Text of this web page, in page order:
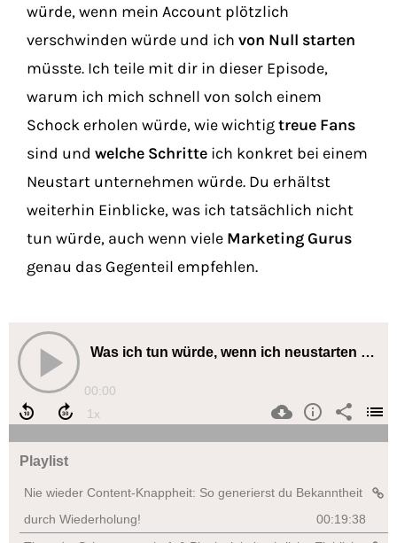
würde, wenn mein Account plötzlich
verschwinden würde und ich von Null starten
müsste. Ich teile mit dir in dieser Episode,
warum ich mich schnell von solch einem
Schock erholen würde, wie wichtigtreue Fans
sind und welche Schritte ich konkret bei einem
Neustart unternehmen würde. Du erhältst
weiterhin Einblicke, was ich tatsächlich nicht
tun würde, auch wenn viele Marketing Gurus
genau das Gegenteil empfehlen.